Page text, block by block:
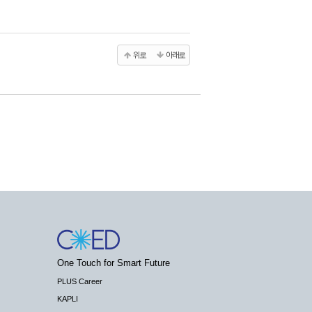
위로 아래로
One Touch for Smart Future
PLUS Career
KAPLI